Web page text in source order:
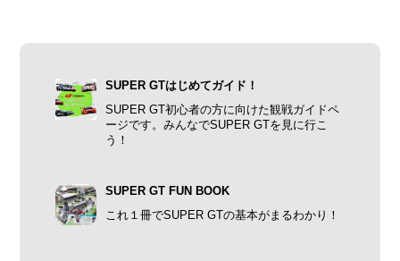
SUPER GTはじめてガイド！
SUPER GT初心者の方に向けた観戦ガイドペ
ージです。みんなでSUPER GTを見に行こ
う！
SUPER GT FUN BOOK
これ１冊でSUPER GTの基本がまるわかり！